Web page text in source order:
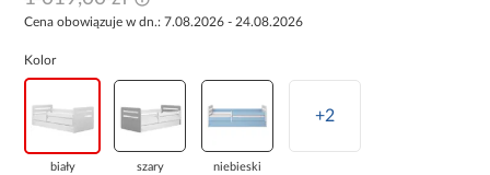
Cena obowiązuje w dn.: 7.08.2026 - 24.08.2026
Kolor
biały szary niebieski
+2